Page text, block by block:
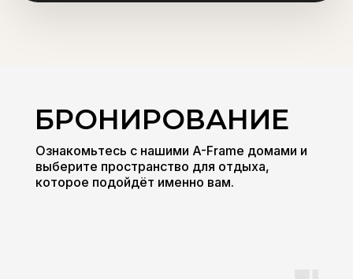
БРОНИРОВАНИЕ
Ознакомьтесь с нашими A-Frame домами и
выберите пространство для отдыха,
которое подойдёт именно вам.